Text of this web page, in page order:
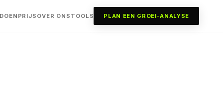
PRIJS OVER ONS TOOLS PLAN EEN GROEI-ANALYSE